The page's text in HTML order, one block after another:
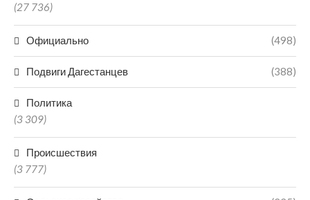
(27 736)
Официально (498)
Подвиги Дагестанцев (388)
Политика
(3 309)
Происшествия
(3 777)